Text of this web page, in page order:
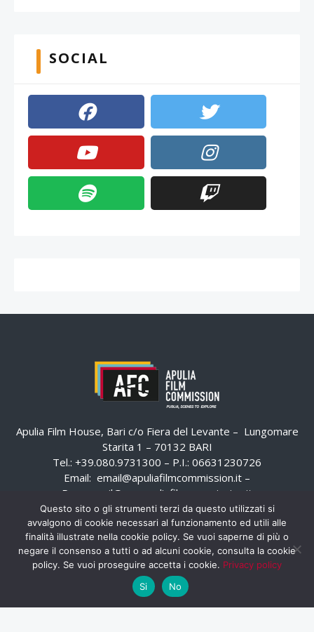
SOCIAL
Apulia Film House, Bari c/o Fiera del Levante – Lungomare
Starita 1 – 70132 BARI
Tel.: +39.080.9731300 – P.I.: 06631230726
Email: email@apuliafilmcommission.it –
Pec:
email@pec.apuliafilmcommission.it
Questo sito o gli strumenti terzi da questo utilizzati si
avvalgono di cookie necessari al funzionamento ed utili alle
finalità illustrate nella cookie policy. Se vuoi saperne di più o
negare il consenso a tutti o ad alcuni cookie, consulta la cookie
policy. Se vuoi proseguire accetta i cookie. Privacy policy
Si
No